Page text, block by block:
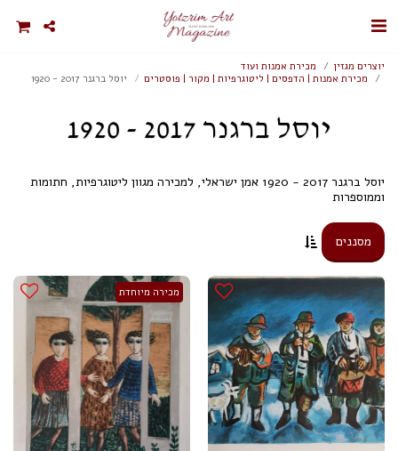
יוצרים מגזין
מכירת אמנות ועוד
מכירת אמנות | הדפסים | ליטוגרפיות | מקור | פוסטרים
יוסל ברגנר 2017 - 1920
יוסל ברגנר 2017 - 1920
יוסל ברגנר 2017 - 1920 אמן ישראלי, למכירה מגוון ליטוגרפיות, חתומות
וממוספרות
מסננים
מכירה מיוחדת